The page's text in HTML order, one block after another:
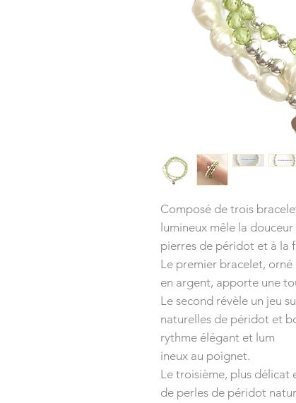
Composé de trois
lumineux mêle la
pierres de péridot et à la
Le premier bracelet,
en argent, apporte une
Le second révèle un jeu
naturelles de péridot et
rythme élégant et lum
ineux au poignet.
Le troisième, plus
de perles de péridot